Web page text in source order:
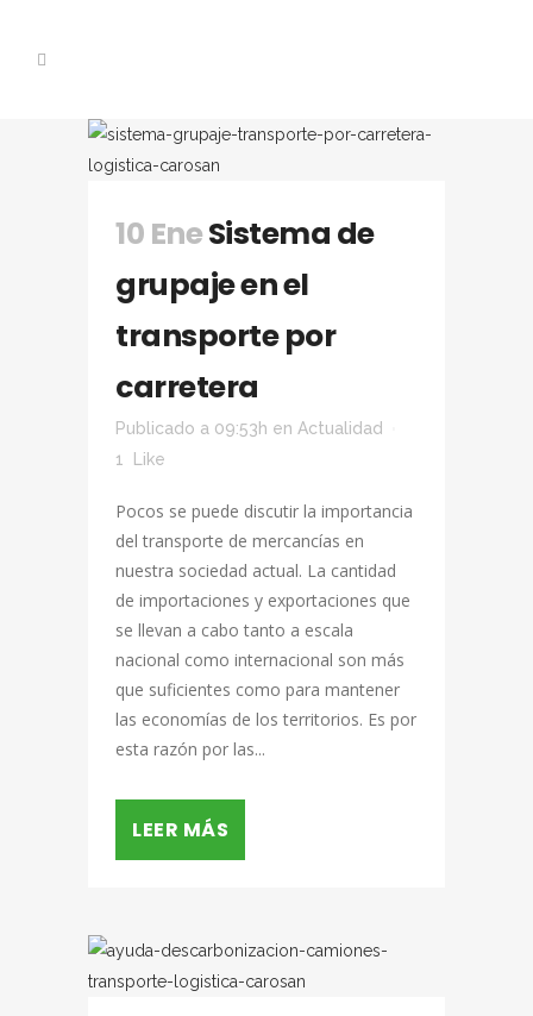
10 EneSistema de
grupaje en el
transporte por
carretera
Publicado a 09:53h en Actualidad
1
Like
Pocos se puede discutir la importancia
del transporte de mercancías en
nuestra sociedad actual. La cantidad
de importaciones y exportaciones que
se llevan a cabo tanto a escala
nacional como internacional son más
que suficientes como para mantener
las economías de los territorios. Es por
esta razón por las...
LEER MÁS